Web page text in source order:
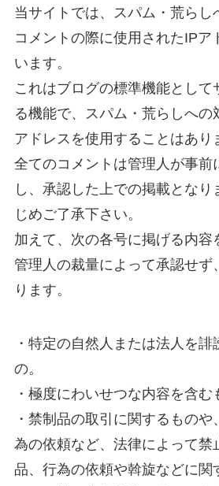
当サイトでは、スパム・荒らし
コメントの際に使用されたIPア
います。
これはブログの標準機能として
る機能で、スパム・荒らしへの
アドレスを使用することはあり
全てのコメントは管理人が事前
し、承認した上での掲載となり
じめご了承下さい。
加えて、次の各号に掲げる内容
管理人の裁量によって承認せず
ります。
・特定の自然人または法人を誹
の。
・極度にわいせつな内容を含む
・禁制品の取引に関するもの
為の依頼など、法律によって禁
品、行為の依頼や斡旋などに関